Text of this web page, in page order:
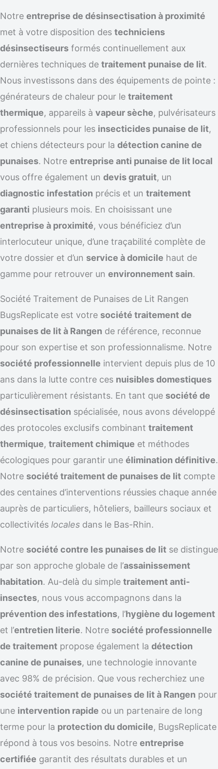
Notre entreprise de désinsectisation à proximité
met à votre disposition des techniciens
désinsectiseurs formés continuellement aux
dernières techniques de traitement punaise de lit.
Nous investissons dans des équipements de pointe :
générateurs de chaleur pour le traitement
thermique, appareils à vapeur sèche, pulvérisateurs
professionnels pour les insecticides punaise de lit,
et chiens détecteurs pour la détection canine de
punaises. Notre entreprise anti punaise de lit local
vous offre également un devis gratuit, un
diagnostic infestation précis et un traitement
garanti plusieurs mois. En choisissant une
entreprise à proximité, vous bénéficiez d’un
interlocuteur unique, d’une traçabilité complète de
votre dossier et d’un service à domicile haut de
gamme pour retrouver un environnement sain.
Société Traitement de Punaises de Lit Rangen
BugsReplicate est votre société traitement de
punaises de lit à Rangen de référence, reconnue
pour son expertise et son professionnalisme. Notre
société professionnelle intervient depuis plus de 10
ans dans la lutte contre ces nuisibles domestiques
particulièrement résistants. En tant que société de
désinsectisation spécialisée, nous avons développé
des protocoles exclusifs combinant traitement
thermique, traitement chimique et méthodes
écologiques pour garantir une élimination définitive.
Notre société traitement de punaises de lit compte
des centaines d’interventions réussies chaque année
auprès de particuliers, hôteliers, bailleurs sociaux et
collectivités locales dans le Bas-Rhin.
Notre société contre les punaises de lit se distingue
par son approche globale de l’assainissement
habitation. Au-delà du simple traitement anti-
insectes, nous vous accompagnons dans la
prévention des infestations, l’hygiène du logement
et l’entretien literie. Notre société professionnelle
de traitement propose également la détection
canine de punaises, une technologie innovante
avec 98% de précision. Que vous recherchiez une
société traitement de punaises de lit à Rangen pour
une intervention rapide ou un partenaire de long
terme pour la protection du domicile, BugsReplicate
répond à tous vos besoins. Notre entreprise
certifiée garantit des résultats durables et un